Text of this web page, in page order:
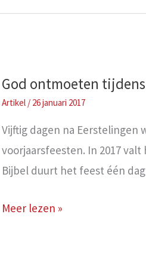
het
God ontmoeten
/ 26 januari 2017
Vijftig dagen na
voorjaarsfeesten. In 2017
Bijbel duurt het feest één
God
Meer lezen »